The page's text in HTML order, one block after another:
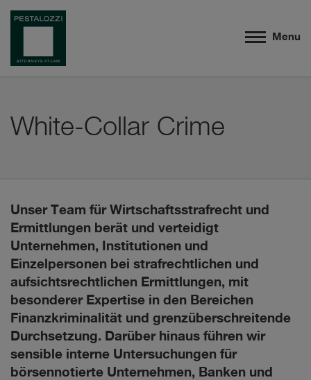
Menu
White-Collar Crime
Unser Team für Wirtschaftsstrafrecht und
Ermittlungen berät und verteidigt
Unternehmen, Institutionen und
Einzelpersonen bei strafrechtlichen und
aufsichtsrechtlichen Ermittlungen, mit
besonderer Expertise in den Bereichen
Finanzkriminalität und grenzüberschreitende
Durchsetzung. Darüber hinaus führen wir
sensible interne Untersuchungen für
börsennotierte Unternehmen, Banken und